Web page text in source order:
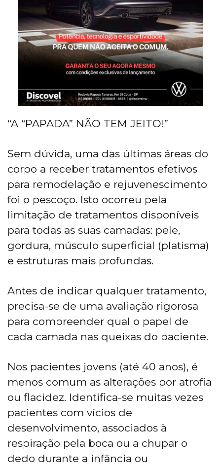
“A “PAPADA” NÃO TEM JEITO!”
Sem dúvida, uma das últimas áreas do
corpo a receber tratamentos efetivos
para remodelação e rejuvenescimento
foi o pescoço. Isto ocorreu pela
limitação de tratamentos disponíveis
para todas as suas camadas: pele,
gordura, músculo superficial (platisma)
e estruturas mais profundas.
Antes de indicar qualquer tratamento,
precisa-se de uma avaliação rigorosa
para compreender qual o papel de
cada camada nas queixas do paciente.
Nos pacientes jovens (até 40 anos), é
menos comum as alterações por atrofia
ou flacidez. Identifica-se muitas vezes
pacientes com vícios de
desenvolvimento, associados à
respiração pela boca ou a chupar o
dedo durante a infância ou